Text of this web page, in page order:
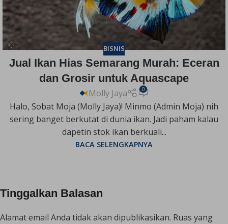
BISNIS
Jual Ikan Hias Semarang Murah: Eceran
dan Grosir untuk Aquascape
Molly Jaya 0
Halo, Sobat Moja (Molly Jaya)! Minmo (Admin Moja) nih
sering banget berkutat di dunia ikan. Jadi paham kalau
dapetin stok ikan berkuali...
BACA SELENGKAPNYA
Tinggalkan Balasan
Alamat email Anda tidak akan dipublikasikan. Ruas yang